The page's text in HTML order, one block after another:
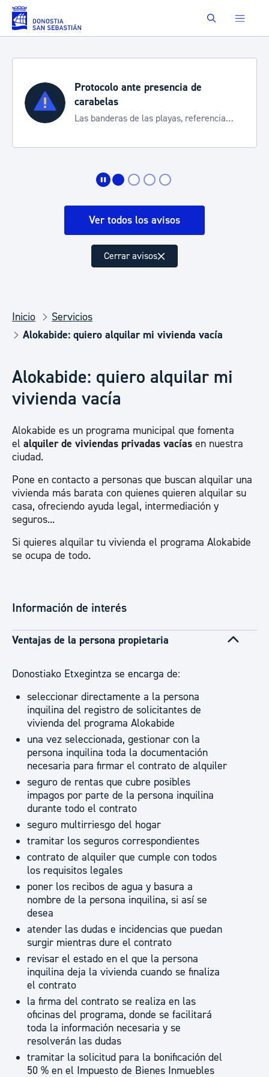
Saltar al contenido principal Buscar
Protocolo ante presencia de
carabelas
Las banderas de las playas, referencia
Ver todos los avisos
Cerrar avisos
Inicio
Servicios
Alokabide: quiero alquilar mi vivienda vacía
Alokabide: quiero alquilar mi
vivienda vacía
Alokabide es un programa municipal que fomenta
el alquiler de viviendas privadas vacías en nuestra
ciudad.
Pone en contacto a personas que buscan alquilar una
vivienda más barata con quienes quieren alquilar su
casa, ofreciendo ayuda legal, intermediación y
seguros...
Si quieres alquilar tu vivienda el programa Alokabide
se ocupa de todo.
Información de interés
Ventajas de la persona propietaria
Donostiako Etxegintza se encarga de:
seleccionar directamente a la persona
inquilina del registro de solicitantes de
vivienda del programa Alokabide
una vez seleccionada, gestionar con la
persona inquilina toda la documentación
necesaria para firmar el contrato de alquiler
seguro de rentas que cubre posibles
impagos por parte de la persona inquilina
durante todo el contrato
seguro multirriesgo del hogar
tramitar los seguros correspondientes
contrato de alquiler que cumple con todos
los requisitos legales
poner los recibos de agua y basura a
nombre de la persona inquilina, si así se
desea
atender las dudas e incidencias que puedan
surgir mientras dure el contrato
revisar el estado en el que la persona
inquilina deja la vivienda cuando se finaliza
el contrato
la firma del contrato se realiza en las
oficinas del programa, donde se facilitará
toda la información necesaria y se
resolverán las dudas
tramitar la solicitud para la bonificación del
50 % en el Impuesto de Bienes Inmuebles